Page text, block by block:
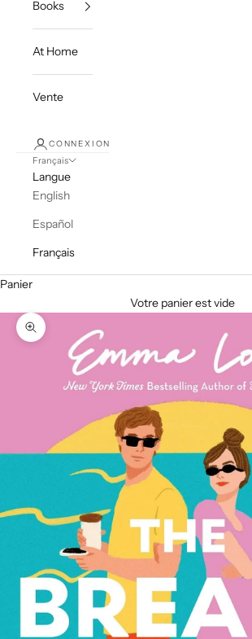
Books
At Home
Vente
CONNEXION
Français
Langue
English
Español
Français
Panier
Votre panier est vide
Zoomer sur l'image